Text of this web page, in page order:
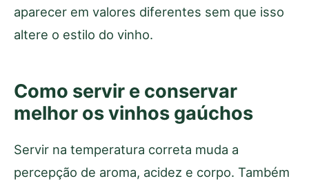
aparecer em valores diferentes sem que isso
altere o estilo do vinho.
Como servir e conservar
melhor os vinhos gaúchos
Servir na temperatura correta muda a
percepção de aroma, acidez e corpo. Também